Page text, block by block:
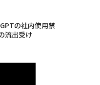
の社内使用禁
流出受け